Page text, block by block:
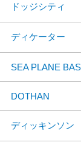
ドッジシティ
ディケーター
SEA PLANE
DOTHAN
ディッキンソン